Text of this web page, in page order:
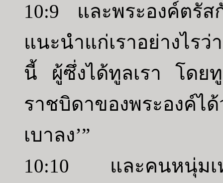
10:9 และพระองค์ตรั
แนะนำแก่เราอย่างไร
นี้ ผู้ซึ่งได้ทูลเรา โดย
ราชบิดาของพระองค์ไ
เบาลง’”
10:10 และคนหนุ่มเห